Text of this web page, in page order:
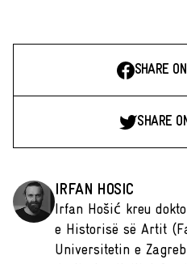
SHARE
SHARE
IRFAN HOSIC
Irfan Hošić kreu
e Historisë së Artit
Universitetin e